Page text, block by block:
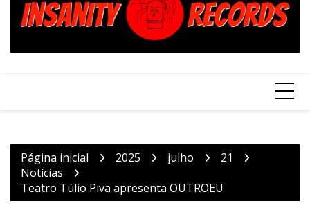
Página inicial 2025 julho
21
Notícias
Teatro Túlio Piva apresenta OUTROEU